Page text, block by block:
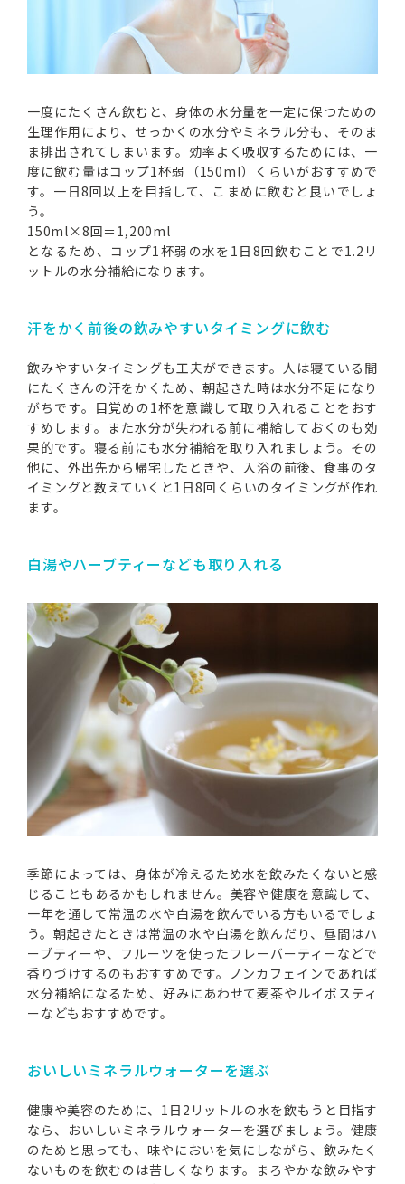
一度にたくさん飲むと、身体の水分量を一定に保つための
生理作用により、せっかくの水分やミネラル分も、そのま
ま排出されてしまいます。効率よく吸収するためには、一
度に飲む量はコップ1杯弱（150ml）くらいがおすすめで
す。一日8回以上を目指して、こまめに飲むと良いでしょ
う。
150ml×8回＝1,200ml
となるため、コップ1杯弱の水を1日8回飲むことで1.2リ
ットルの水分補給になります。
汗をかく前後の飲みやすいタイミングに飲む
飲みやすいタイミングも工夫ができます。人は寝ている間
にたくさんの汗をかくため、朝起きた時は水分不足になり
がちです。目覚めの1杯を意識して取り入れることをおす
すめします。また水分が失われる前に補給しておくのも効
果的です。寝る前にも水分補給を取り入れましょう。その
他に、外出先から帰宅したときや、入浴の前後、食事のタ
イミングと数えていくと1日8回くらいのタイミングが作れ
ます。
白湯やハーブティーなども取り入れる
季節によっては、身体が冷えるため水を飲みたくないと感
じることもあるかもしれません。美容や健康を意識して、
一年を通して常温の水や白湯を飲んでいる方もいるでしょ
う。朝起きたときは常温の水や白湯を飲んだり、昼間はハ
ーブティーや、フルーツを使ったフレーバーティーなどで
香りづけするのもおすすめです。ノンカフェインであれば
水分補給になるため、好みにあわせて麦茶やルイボスティ
ーなどもおすすめです。
おいしいミネラルウォーターを選ぶ
健康や美容のために、1日2リットルの水を飲もうと目指す
なら、おいしいミネラルウォーターを選びましょう。健康
のためと思っても、味やにおいを気にしながら、飲みたく
ないものを飲むのは苦しくなります。まろやかな飲みやす